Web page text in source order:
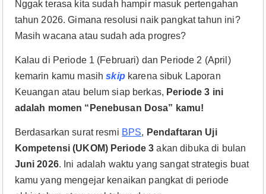
Nggak terasa kita sudah hampir masuk pertengahan
tahun 2026. Gimana resolusi naik pangkat tahun ini?
Masih wacana atau sudah ada progres?
Kalau di Periode 1 (Februari) dan Periode 2 (April)
kemarin kamu masihskipkarena sibuk Laporan
Keuangan atau belum siap berkas, Periode 3 ini
adalah momen “Penebusan Dosa” kamu!
Berdasarkan surat resmi BPS, Pendaftaran Uji
Kompetensi (UKOM) Periode 3 akan dibuka di bulan
Juni 2026. Ini adalah waktu yang sangat strategis buat
kamu yang mengejar kenaikan pangkat di periode